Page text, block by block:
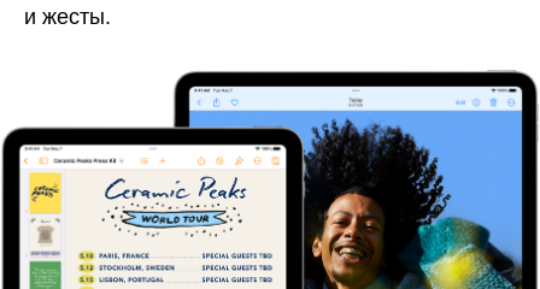
и жесты.